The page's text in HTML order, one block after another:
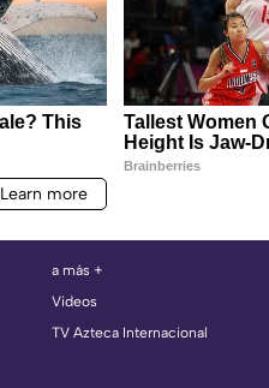
a más +
Videos
TV Azteca Internacional